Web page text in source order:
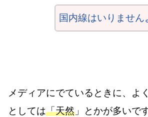
国内線はいりません
メディアにでているときに、よ
としては「天然 」とかが多いで